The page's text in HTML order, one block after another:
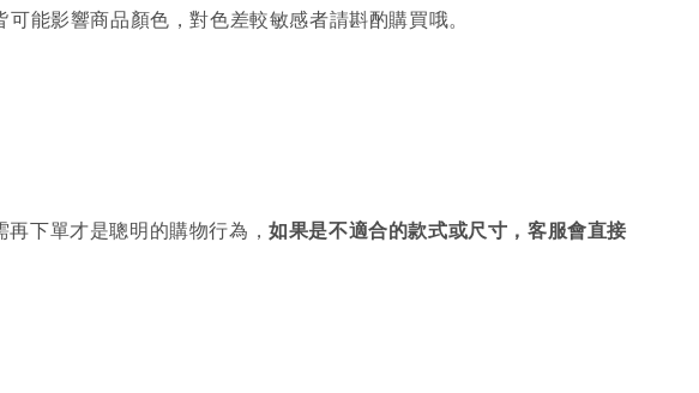
能影響商品顏色，對色差較敏感者請斟酌購買哦。
再下單才是聰明的購物行為，如果是不適合的款式或尺寸，客服會直接